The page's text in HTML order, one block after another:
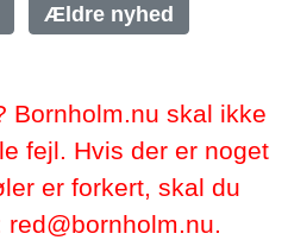
Ældre nyhed
Bornholm.nu skal ikke
fejl. Hvis der er noget
er forkert, skal du